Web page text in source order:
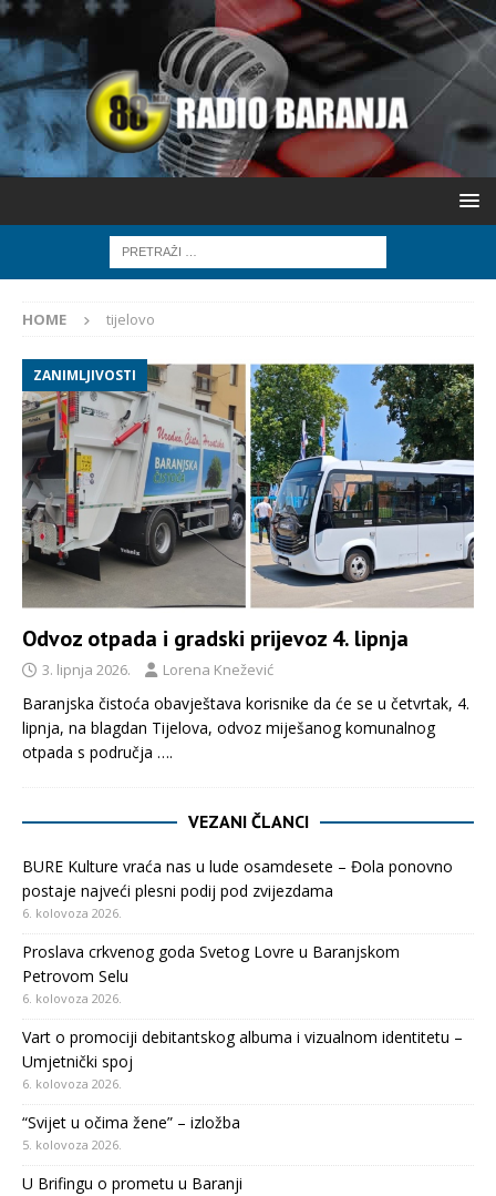
HOME tijelovo
ZANIMLJIVOSTI
Odvoz otpada i gradski prijevoz 4. lipnja
3. lipnja 2026. Lorena Knežević
Baranjska čistoća obavještava korisnike da će se u četvrtak, 4.
lipnja, na blagdan Tijelova, odvoz miješanog komunalnog
otpada s područja ….
VEZANI ČLANCI
BURE Kulture vraća nas u lude osamdesete – Đola ponovno
postaje najveći plesni podij pod zvijezdama
6. kolovoza 2026.
Proslava crkvenog goda Svetog Lovre u Baranjskom
Petrovom Selu
6. kolovoza 2026.
Vart o promociji debitantskog albuma i vizualnom identitetu –
Umjetnički spoj
6. kolovoza 2026.
“Svijet u očima žene” – izložba
5. kolovoza 2026.
U Brifingu o prometu u Baranji